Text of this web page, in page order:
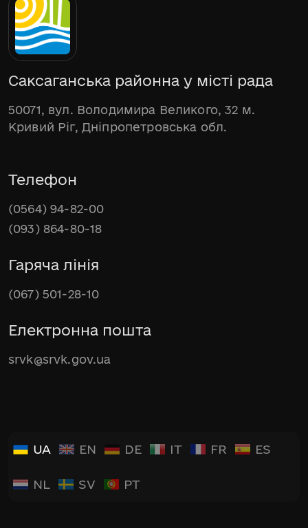
Саксаганська районна у місті рада
50071, вул. Володимира Великого, 32 м.
Кривий Ріг, Дніпропетровська обл.
Телефон
(0564) 94-82-00
(093) 864-80-18
Гаряча лінія
(067) 501-28-10
Електронна пошта
srvk@srvk.gov.ua
UA EN DE IT FR ES
NL SV PT